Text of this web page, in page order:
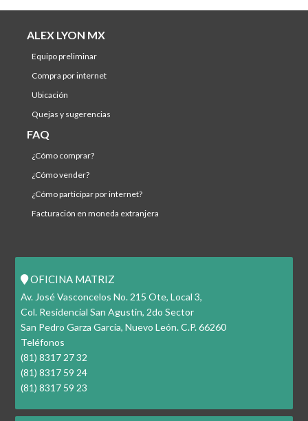
ALEX LYON MX
equipo preliminar
compra por internet
ubicación
quejas y sugerencias
FAQ
¿cómo comprar?
¿cómo vender?
¿cómo participar por internet?
facturación en moneda extranjera
OFICINA MATRIZ
Av. José Vasconcelos No. 215 Ote, Local 3,
Col. Residencial San Agustin, 2do Sector
San Pedro Garza García, Nuevo León. C.P. 66260
Teléfonos
(81) 8317 27 32
(81) 8317 59 24
(81) 8317 59 23